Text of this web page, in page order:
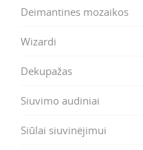
Deimantines mozaikos
Wizardi
Dekupažas
Siuvimo audiniai
Siūlai siuvinėjimui